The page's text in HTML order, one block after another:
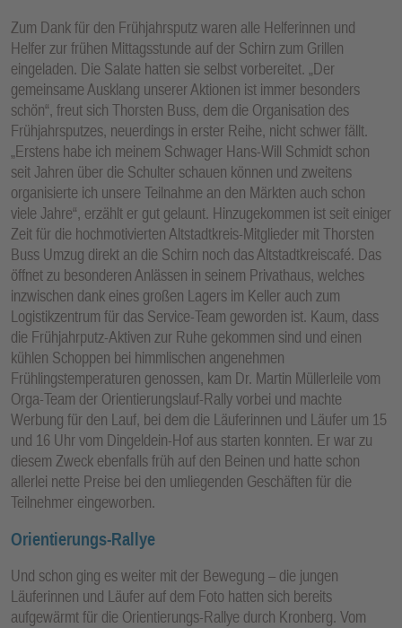
Zum Dank für den Frühjahrsputz waren alle Helferinnen und
Helfer zur frühen Mittagsstunde auf der Schirn zum Grillen
eingeladen. Die Salate hatten sie selbst vorbereitet. „Der
gemeinsame Ausklang unserer Aktionen ist immer besonders
schön“, freut sich Thorsten Buss, dem die Organisation des
Frühjahrsputzes, neuerdings in erster Reihe, nicht schwer fällt.
„Erstens habe ich meinem Schwager Hans-Will Schmidt schon
seit Jahren über die Schulter schauen können und zweitens
organisierte ich unsere Teilnahme an den Märkten auch schon
viele Jahre“, erzählt er gut gelaunt. Hinzugekommen ist seit einiger
Zeit für die hochmotivierten Altstadtkreis-Mitglieder mit Thorsten
Buss Umzug direkt an die Schirn noch das Altstadtkreiscafé. Das
öffnet zu besonderen Anlässen in seinem Privathaus, welches
inzwischen dank eines großen Lagers im Keller auch zum
Logistikzentrum für das Service-Team geworden ist. Kaum, dass
die Frühjahrputz-Aktiven zur Ruhe gekommen sind und einen
kühlen Schoppen bei himmlischen angenehmen
Frühlingstemperaturen genossen, kam Dr. Martin Müllerleile vom
Orga-Team der Orientierungslauf-Rally vorbei und machte
Werbung für den Lauf, bei dem die Läuferinnen und Läufer um 15
und 16 Uhr vom Dingeldein-Hof aus starten konnten. Er war zu
diesem Zweck ebenfalls früh auf den Beinen und hatte schon
allerlei nette Preise bei den umliegenden Geschäften für die
Teilnehmer eingeworben.
Orientierungs-Rallye
Und schon ging es weiter mit der Bewegung – die jungen
Läuferinnen und Läufer auf dem Foto hatten sich bereits
aufgewärmt für die Orientierungs-Rallye durch Kronberg. Vom